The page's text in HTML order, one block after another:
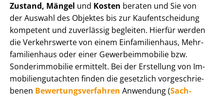
Zustand, Mängel und Kosten beraten und Sie von
der Auswahl des Objektes bis zur Kauf­ent­schei­dung
kompetent und zuverlässig begleiten. Hierfür werden
die Verkehrswerte von einem Einfamilienhaus, Mehr­
fa­mi­li­en­haus oder einer Ge­wer­be­im­mo­bi­lie bzw.
Sonderimmobilie ermittelt. Bei der Erstellung von Im­
mo­bi­li­en­gut­ach­ten finden die gesetzlich vor­ge­schrie­
be­nen Be­wer­tungs­ver­fah­ren Anwendung (Sach­